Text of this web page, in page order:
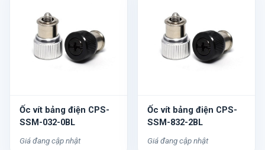
Ốc vít bảng điện CPS-
SSM-032-0BL
Giá đang cập nhật
Ốc vít bảng điện CPS-
SSM-832-2BL
Giá đang cập nhật